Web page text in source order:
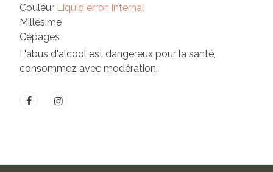
Couleur Liquid error: internal
Millésime
Cépages
L'abus d'alcool est dangereux pour la santé,
consommez avec modération.